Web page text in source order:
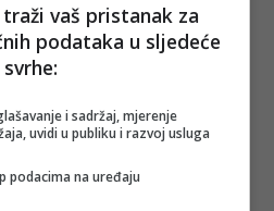
vaš pristanak za
podataka u sljedeće
svrhe:
i sadržaj, mjerenje
uvidi u publiku i razvoj usluga
podacima na uređaju